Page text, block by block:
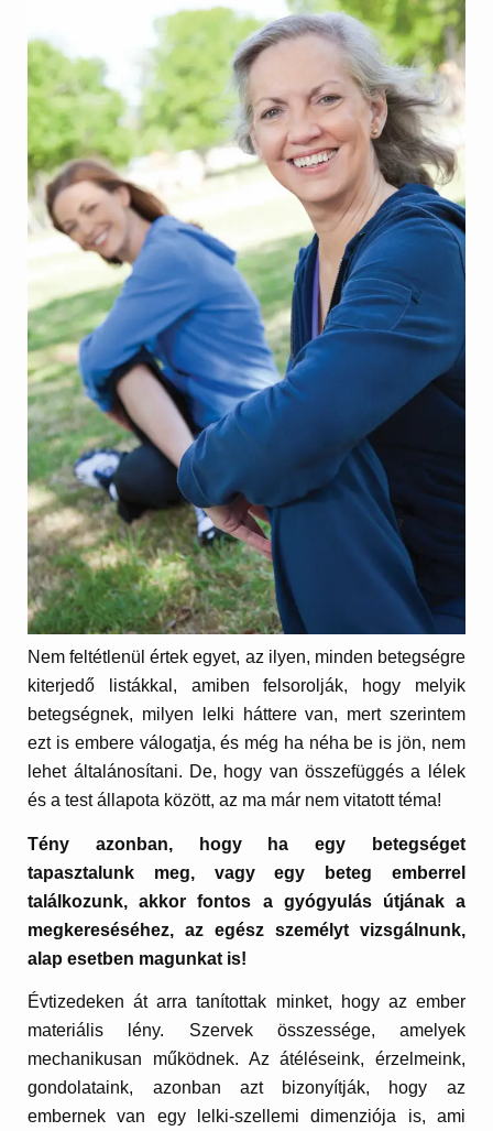
Nem feltétlenül értek egyet, az ilyen, minden betegségre
kiterjedő listákkal, amiben felsorolják, hogy melyik
betegségnek, milyen lelki háttere van, mert szerintem
ezt is embere válogatja, és még ha néha be is jön, nem
lehet általánosítani. De, hogy van összefüggés a lélek
és a test állapota között, az ma már nem vitatott téma!
Tény azonban, hogy ha egy betegséget
tapasztalunk meg, vagy egy beteg emberrel
találkozunk, akkor fontos a gyógyulás útjának a
megkereséséhez, az egész személyt vizsgálnunk,
alap esetben magunkat is!
Évtizedeken át arra tanítottak minket, hogy az ember
materiális lény. Szervek összessége, amelyek
mechanikusan működnek. Az átéléseink, érzelmeink,
gondolataink, azonban azt bizonyítják, hogy az
embernek van egy lelki-szellemi dimenziója is, ami